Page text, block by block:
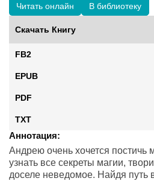
Читать онлайн В библиотеку
Скачать Книгу
FB2
EPUB
PDF
TXT
Аннотация:
Андрею очень хочется постичь
узнать все секреты магии,
доселе неведомое. Найдя путь